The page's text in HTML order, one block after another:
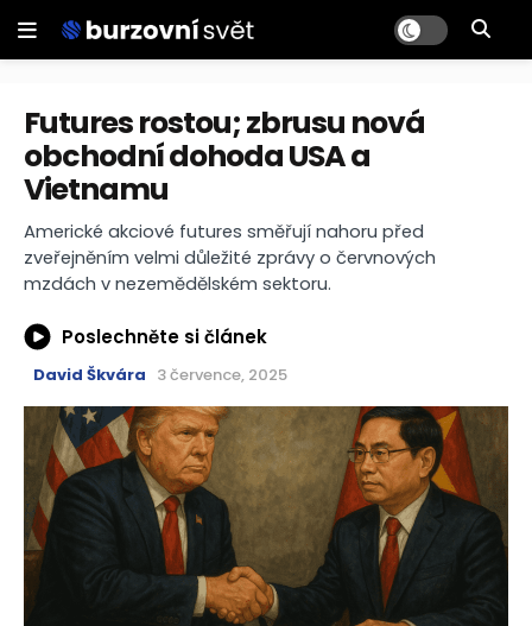
Futures rostou; zbrusu nová
obchodní dohoda USA a
Vietnamu
Americké akciové futures směřují nahoru před
zveřejněním velmi důležité zprávy o červnových
mzdách v nezemědělském sektoru.
Poslechněte si článek
David Škvára 3 července, 2025